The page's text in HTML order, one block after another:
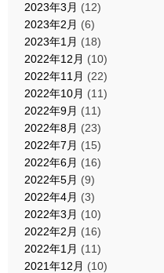
2023年3月 (12)
2023年2月 (6)
2023年1月 (18)
2022年12月 (10)
2022年11月 (22)
2022年10月 (11)
2022年9月 (11)
2022年8月 (23)
2022年7月 (15)
2022年6月 (16)
2022年5月 (9)
2022年4月 (3)
2022年3月 (10)
2022年2月 (16)
2022年1月 (11)
2021年12月 (10)